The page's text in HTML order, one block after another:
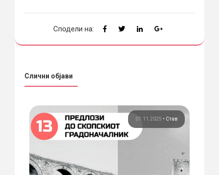
Сподели на:
Слични објави
01.11.2025 • Став